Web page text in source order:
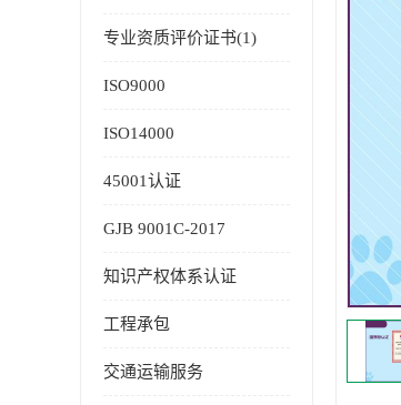
专业资质评价证书(1)
ISO9000
ISO14000
45001认证
GJB 9001C-2017
知识产权体系认证
工程承包
交通运输服务